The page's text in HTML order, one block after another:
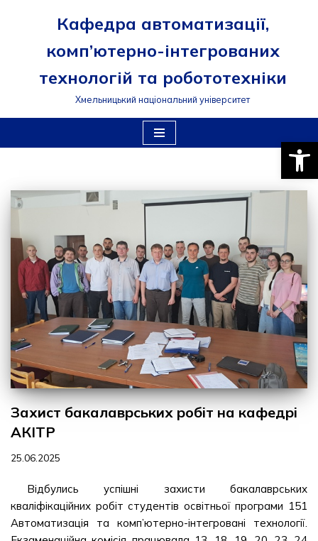
вмісту
Кафедра автоматизації,
комп’ютерно-інтегрованих
технологій та робототехніки
Хмельницький національний університет
Захист бакалаврських робіт на кафедрі
АКІТР
25.06.2025
Відбулись успішні захисти бакалаврських
кваліфікаційних робіт студентів освітньої програми 151
Автоматизація та комп’ютерно-інтегровані технології.